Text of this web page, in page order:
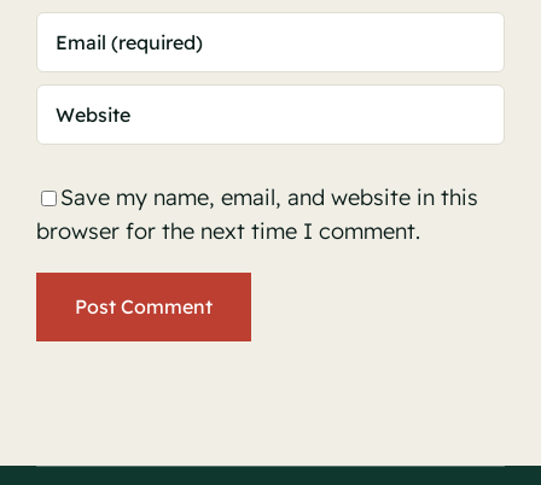
Save my name, email, and website in this
browser for the next time I comment.